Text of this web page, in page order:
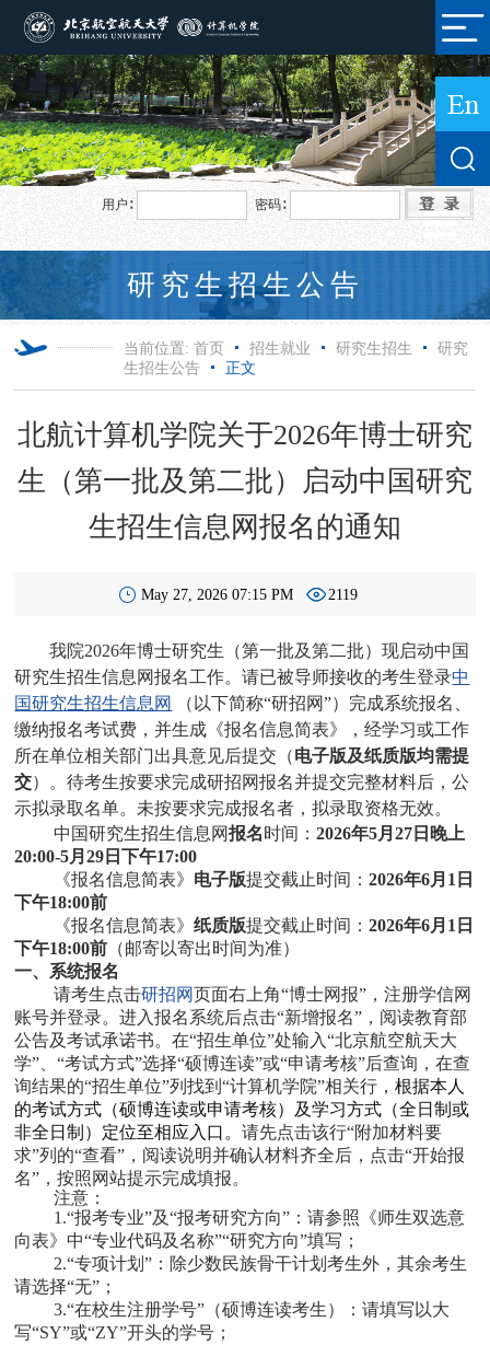
用户∶ 密码∶
研究生招生公告
当前位置:首页 招生就业 研究生招生
研究
生招生公告
正文
北航计算机学院关于2026年博士研究
生（第一批及第二批）启动中国研究
生招生信息网报名的通知
May 27, 2026 07:15 PM 2119
我院2026年博士研究生（第一批及第二批）现启动中国
研究生招生信息网报名工作。请已被导师接收的考生登录中
国研究生招生信息网
（以下简称“研招网”）完成系统报名、
缴纳报名考试费，并生成《报名信息简表》，经学习或工作
所在单位相关部门出具意见后提交（电子版及纸质版均需提
交）。待考生按要求完成研招网报名并提交完整材料后，公
示拟录取名单。未按要求完成报名者，拟录取资格无效。
中国研究生招生信息网报名时间：2026年5月27日晚上
20:00-5月29日下午17:00
《报名信息简表》 电子版提交截止时间：2026年6月1日
下午18:00前
《报名信息简表》纸质版提交截止时间：2026年6月1日
下午18:00前 （邮寄以寄出时间为准）
一、系统报名
请考生点击研招网页面右上角“博士网报”，注册学信网
账号并登录。进入报名系统后点击“新增报名”，阅读教育部
公告及考试承诺书。在“招生单位”处输入“北京航空航天大
学”、“考试方式”选择“硕博连读”或“申请考核”后查询，在查
询结果的“招生单位”列找到“计算机学院”相关行，根据本人
的考试方式（硕博连读或申请考核）及学习方式（全日制或
非全日制）定位至相应入口。请先点击该行“附加材料要
求”列的“查看”，阅读说明并确认材料齐全后，点击“开始报
名”，按照网站提示完成填报。
注意：
1.“报考专业”及“报考研究方向”：请参照《师生双选意
向表》中“专业代码及名称”“研究方向”填写；
2.“专项计划”：除少数民族骨干计划考生外，其余考生
请选择“无”；
3.“在校生注册学号”（硕博连读考生）：请填写以大
写“SY”或“ZY”开头的学号；